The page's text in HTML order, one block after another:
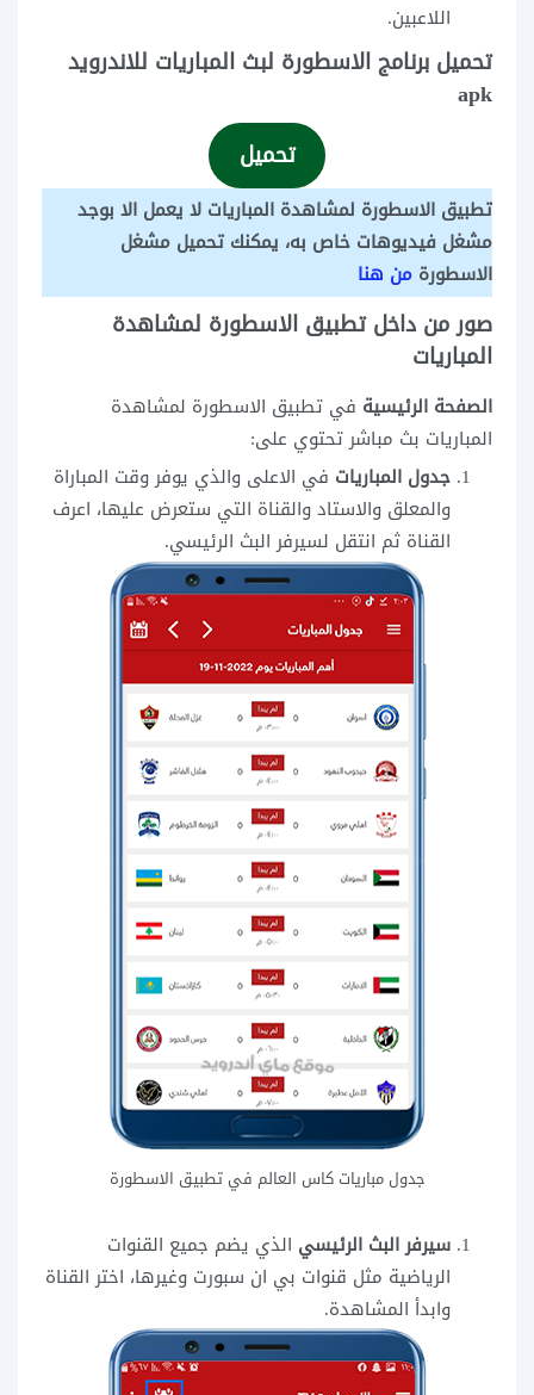
اللاعبين.
تحميل برنامج الاسطورة لبث المباريات للاندرويد
apk
تحميل
تطبيق الاسطورة لمشاهدة المباريات لا يعمل الا بوجد
مشغل فيديوهات خاص به، يمكنك تحميل مشغل
الاسطورة من هنا
صور من داخل تطبيق الاسطورة لمشاهدة
المباريات
الصفحة الرئيسية في تطبيق الاسطورة لمشاهدة
المباريات بث مباشر تحتوي على:
جدول المباريات في الاعلى والذي يوفر وقت المباراة
والمعلق والاستاد والقناة التي ستعرض عليها، اعرف
القناة ثم انتقل لسيرفر البث الرئيسي.
جدول مباريات كاس العالم في تطبيق الاسطورة
سيرفر البث الرئيسي الذي يضم جميع القنوات
الرياضية مثل قنوات بي ان سبورت وغيرها، اختر القناة
وابدأ المشاهدة.